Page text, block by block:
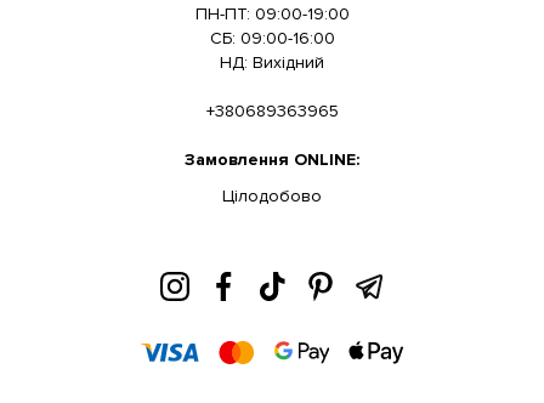
ПН-ПТ: 09:00-19:00
СБ: 09:00-16:00
НД: Вихідний
+380689363965
Замовлення ONLINE:
Цілодобово